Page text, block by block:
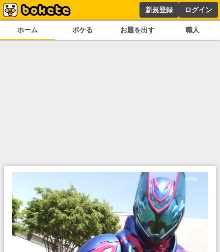
新規登録 ログイン
ホーム ボケる お題を出す 職人